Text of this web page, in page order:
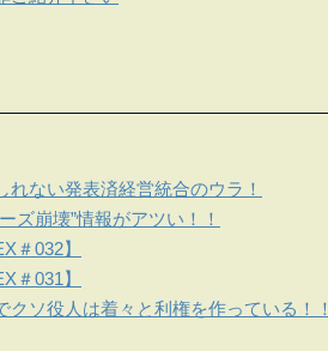
ない発表済経営統合のウラ！
ズ崩壊”情報がアツい！！
＃032】
＃031】
ソ役人は着々と利権を作っている！！